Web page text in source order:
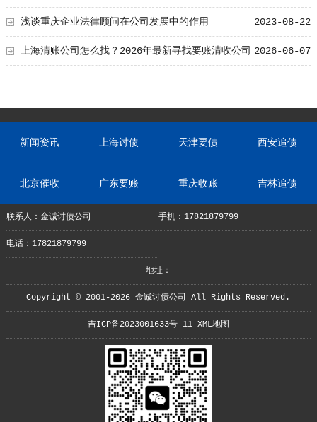
2023-08-22
浅谈重庆企业法律顾问在公司发展中的作用
2026-06-07
上海清账公司怎么找？2026年最新寻找要账清收公司
新闻资讯 上海讨债 天津要债 西安追债
北京催收 广东要账 重庆收账 吉林追债
联系人：金诚讨债公司 手机：17821879799
电话：17821879799
地址：
Copyright © 2001-2026 金诚讨债公司 All Rights Reserved.
吉ICP备2023001633号-11 XML地图